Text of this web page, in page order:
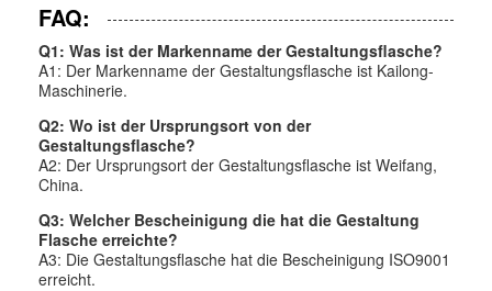
FAQ:
Q1: Was ist der Markenname der Gestaltungsflasche?
A1: Der Markenname der Gestaltungsflasche ist Kailong-
Maschinerie.
Q2: Wo ist der Ursprungsort von der
Gestaltungsflasche?
A2: Der Ursprungsort der Gestaltungsflasche ist Weifang,
China.
Q3: Welcher Bescheinigung die hat die Gestaltung
Flasche erreichte?
A3: Die Gestaltungsflasche hat die Bescheinigung ISO9001
erreicht.